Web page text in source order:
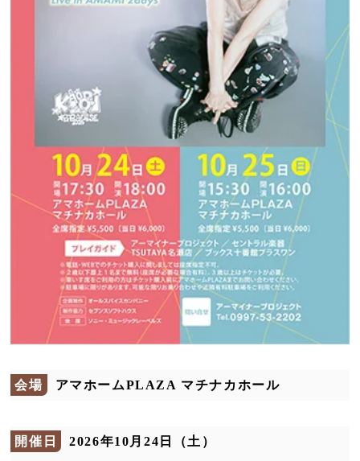
会場 アマホームPLAZA マチナカホール
開催日 2026年10月24日（土）